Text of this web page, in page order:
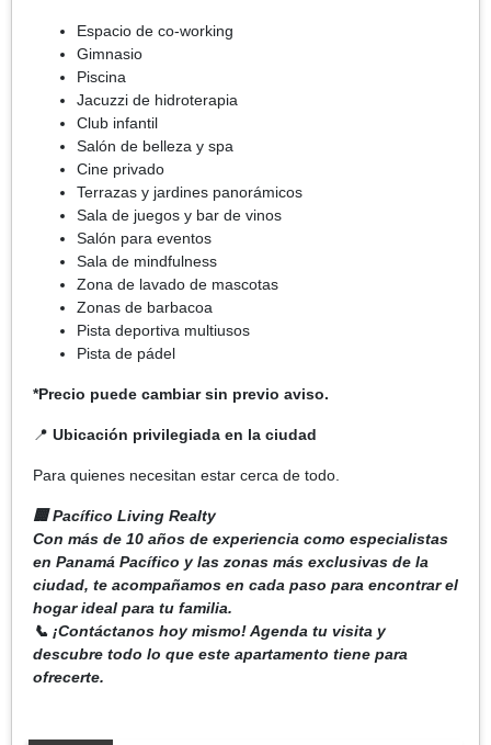
Espacio de co-working
Gimnasio
Piscina
Jacuzzi de hidroterapia
Club infantil
Salón de belleza y spa
Cine privado
Terrazas y jardines panorámicos
Sala de juegos y bar de vinos
Salón para eventos
Sala de mindfulness
Zona de lavado de mascotas
Zonas de barbacoa
Pista deportiva multiusos
Pista de pádel
*Precio puede cambiar sin previo aviso.
📍 Ubicación privilegiada en la ciudad
Para quienes necesitan estar cerca de todo.
🏢 Pacífico Living Realty
Con más de 10 años de experiencia como especialistas
en Panamá Pacífico y las zonas más exclusivas de la
ciudad, te acompañamos en cada paso para encontrar el
hogar ideal para tu familia.
📞 ¡Contáctanos hoy mismo! Agenda tu visita y
descubre todo lo que este apartamento tiene para
ofrecerte.